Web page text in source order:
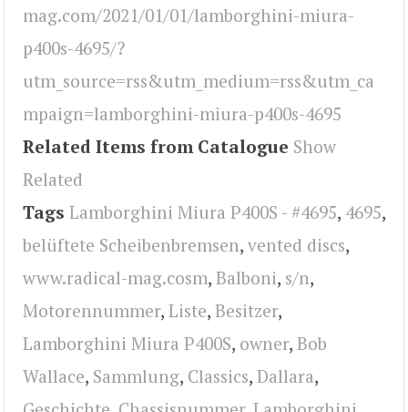
mag.com/2021/01/01/lamborghini-miura-
p400s-4695/?
utm_source=rss&utm_medium=rss&utm_ca
mpaign=lamborghini-miura-p400s-4695
Related Items from Catalogue Show
Related
Tags Lamborghini Miura P400S - #4695, 4695,
belüftete Scheibenbremsen, vented discs,
www.radical-mag.cosm, Balboni, s/n,
Motorennummer, Liste, Besitzer,
Lamborghini Miura P400S, owner, Bob
Wallace, Sammlung, Classics, Dallara,